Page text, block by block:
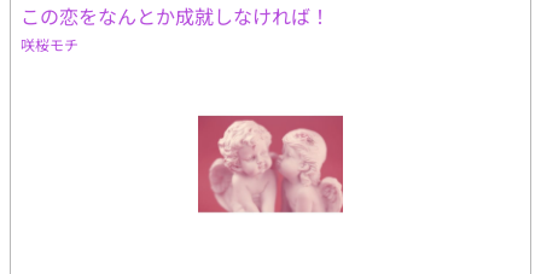
この恋をなんとか成就しなければ！
咲桜モチ